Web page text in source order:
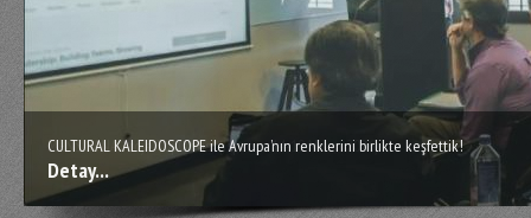
CULTURAL KALEIDOSCOPE ile Avrupa’nın renklerini birlikte keşfettik!
Detay...